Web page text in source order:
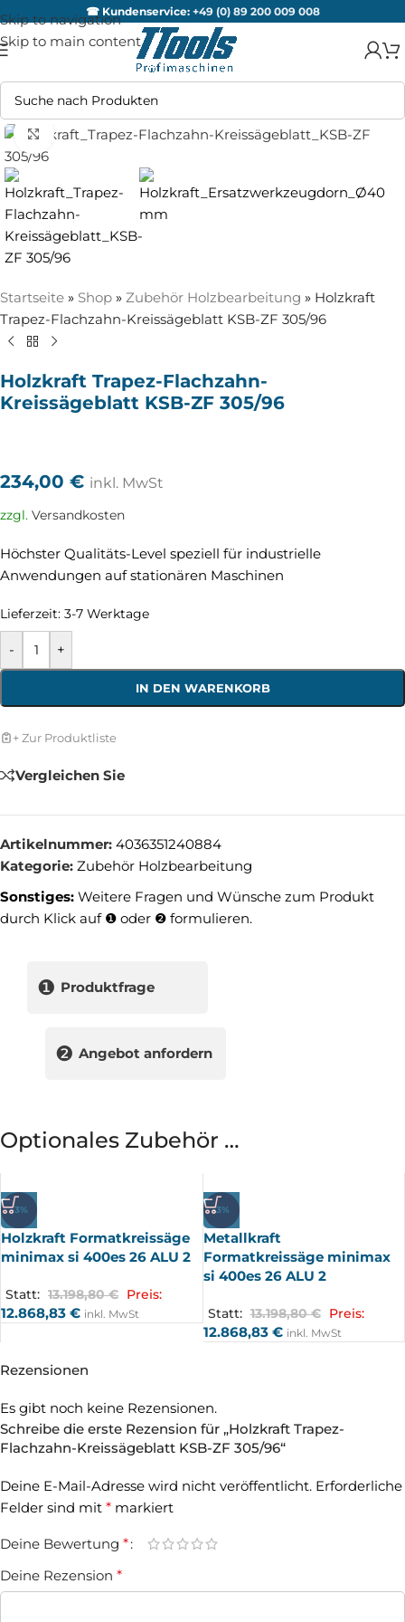
Skip to navigation
Skip to main content
☎ Kundenservice: +49 (0) 89 200 009 008
Zum Vergrößern anklicken
Startseite » Shop » Zubehör Holzbearbeitung » Holzkraft
Trapez-Flachzahn-Kreissägeblatt KSB-ZF 305/96
Holzkraft Trapez-Flachzahn-
Kreissägeblatt KSB-ZF 305/96
234,00 € inkl. MwSt
zzgl. Versandkosten
Höchster Qualitäts-Level speziell für industrielle
Anwendungen auf stationären Maschinen
Lieferzeit: 3-7 Werktage
- +
IN DEN WARENKORB
+ Zur Produktliste
Vergleichen Sie
Artikelnummer: 4036351240884
Kategorie: Zubehör Holzbearbeitung
Sonstiges: Weitere Fragen und Wünsche zum Produkt
durch Klick auf ❶ oder ❷ formulieren.
❶ Produktfrage
❷ Angebot anfordern
Optionales Zubehör …
-3%
Holzkraft Formatkreissäge
minimax si 400es 26 ALU 2
Statt: 13.198,80€ Preis:
12.868,83 € inkl. MwSt
-3%
Metallkraft
Formatkreissäge minimax
si 400es 26 ALU 2
Statt: 13.198,80€ Preis:
12.868,83 € inkl. MwSt
Rezensionen
Es gibt noch keine Rezensionen.
Schreibe die erste Rezension für „Holzkraft Trapez-
Flachzahn-Kreissägeblatt KSB-ZF 305/96“
Deine E-Mail-Adresse wird nicht veröffentlicht. Erforderliche
Felder sind mit * markiert
Deine Bewertung *
Deine Rezension *